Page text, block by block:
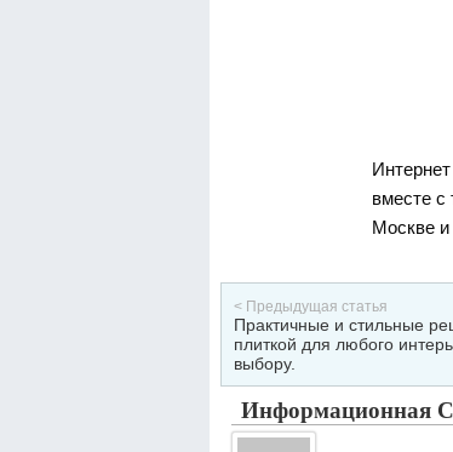
вместе
Москве
< Предыдущая статья
Практичные и стильные
плиткой для любого
выбору.
Информационная